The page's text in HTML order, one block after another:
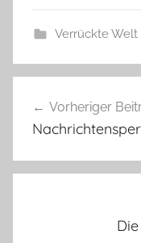
Verrückte Welt
Vorheriger